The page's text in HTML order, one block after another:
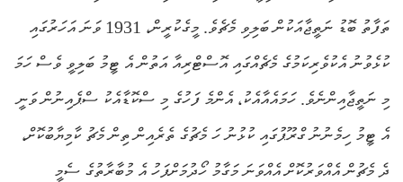
ތަފާތު ބޮޑު ނަތީޖާއަކުން ބަލިވި މެޗެވެ. މީގެކުރީން، 1931 ވަނަ އަހަރުގައި
ކުޅެވުނު އެކުވެރިކަމުގެ މެޗެއްގައި އޮސްޓްރިއާ އަތުން އެ ޓީމު ބަލިވީ ވެސް ހަމަ
މި ނަތީޖާއިންނެވެ. ހަމައެއާއެކު، އެންމެ ފަހުގެ މި ސްކޮޑާއެކު ސްޕެއިނުން ވަނީ
އެ ޓީމު ހިމެނުނު ގްރޫޕުގައި ކުޅުނު ހަ މެޗުގެ ތެރެއިން ތިން މެޗު ކާމިޔާބުކޮށް،
ދެ މެޗުން އެއްވަރުކޮށް އެއްވަނަ މަގާމު ހޯދުމަށްފަހު އެ މުބާރާތުގެ ސެމީ